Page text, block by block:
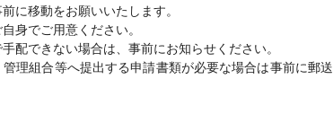
に移動をお願いいたします。
身でご用意ください。
配できない場合は、事前にお知らせください。
管理組合等へ提出する申請書類が必要な場合は事前に郵送